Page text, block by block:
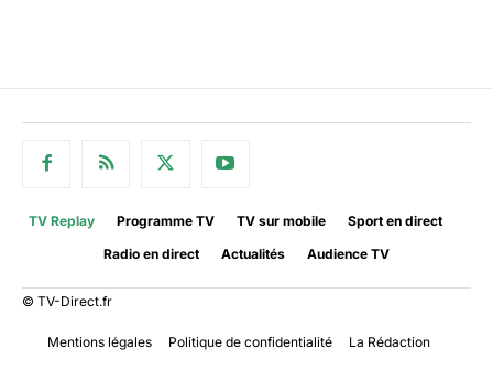
TV Replay Programme TV TV sur mobile
Sport en direct
Radio en direct
Actualités Audience TV
© TV-Direct.fr
Mentions légales Politique de confidentialité
La Rédaction